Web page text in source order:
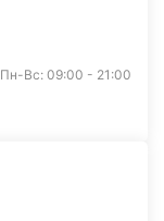
Пн-Вс: 09:00 - 21:00